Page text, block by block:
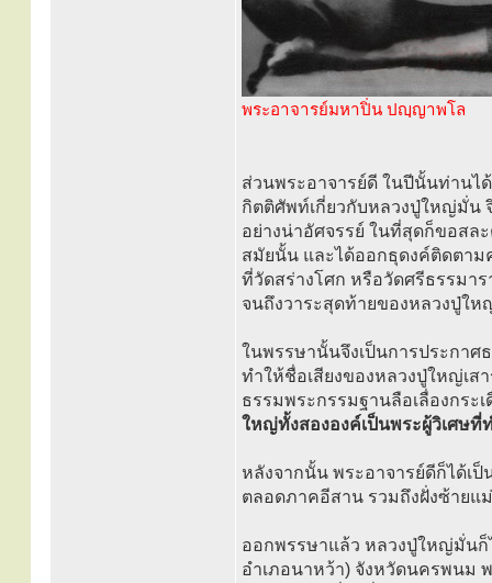
พระอาจารย์มหาปิ่น ปญฺญาพโล
ส่วนพระอาจารย์ดี ในปีนั้นท่านไ
กิตติศัพท์เกี่ยวกับหลวงปู่ใหญ่มั่น
อย่างน่าอัศจรรย์ ในที่สุดก็ขอสล
สมัยนั้น และได้ออกธุดงค์ติดตา
ที่วัดสร่างโศก หรือวัดศรีธรรมา
จนถึงวาระสุดท้ายของหลวงปู่ใ
ในพรรษานั้นจึงเป็นการประกา
ทำให้ชื่อเสียงของหลวงปู่ใหญ่เ
ธรรมพระกรรมฐานลือเลื่องกระ
ใหญ่ทั้งสององค์เป็นพระผู้วิเศษที่
หลังจากนั้น พระอาจารย์ดีก็ได้เ
ตลอดภาคอีสาน รวมถึงฝั่งซ้ายแ
ออกพรรษาแล้ว หลวงปู่ใหญ่มั่นก็
อำเภอนาหว้า) จังหวัดนครพนม